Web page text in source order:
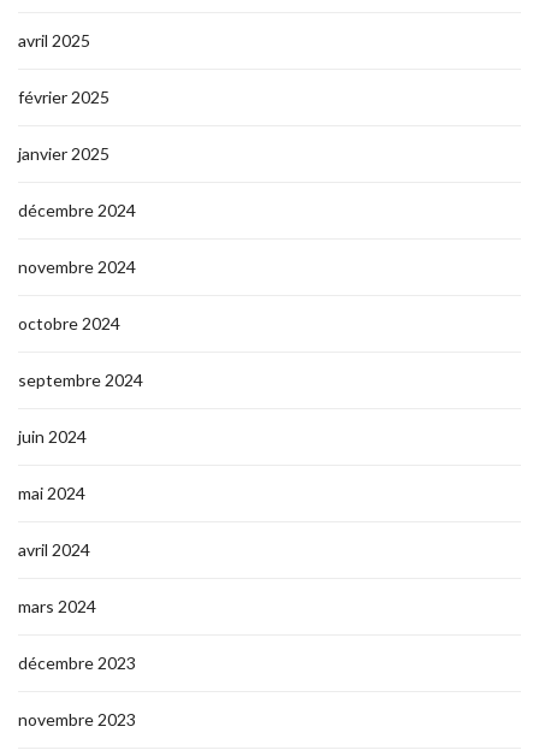
avril 2025
février 2025
janvier 2025
décembre 2024
novembre 2024
octobre 2024
septembre 2024
juin 2024
mai 2024
avril 2024
mars 2024
décembre 2023
novembre 2023